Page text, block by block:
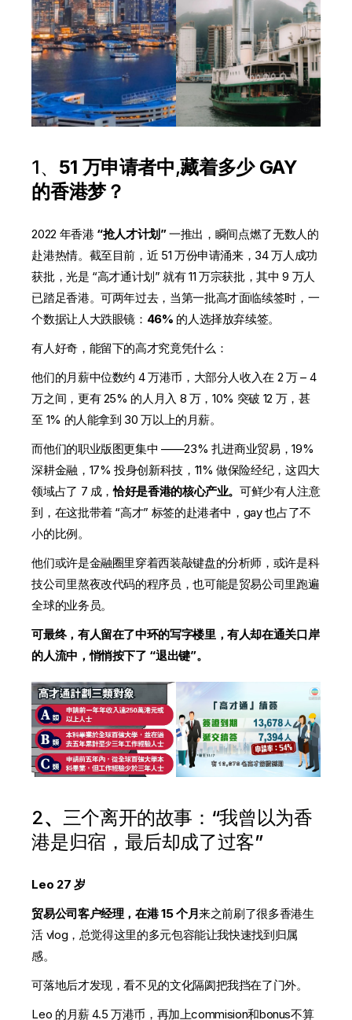
1、 51 万申请者中,藏着多少 GAY
的香港梦？
2022 年香港 “抢人才计划”一推出，瞬间点燃了无数人的
赴港热情。截至目前，近 51 万份申请涌来，34 万人成功
获批，光是 “高才通计划” 就有 11 万宗获批，其中 9 万人
已踏足香港。可两年过去，当第一批高才面临续签时，一
个数据让人大跌眼镜： 46% 的人选择放弃续签。
有人好奇，能留下的高才究竟凭什么：
他们的月薪中位数约 4 万港币，大部分人收入在 2 万 – 4
万之间，更有 25% 的人月入 8 万，10% 突破 12 万，甚
至 1% 的人能拿到 30 万以上的月薪。
而他们的职业版图更集中 ——23% 扎进商业贸易，19%
深耕金融，17% 投身创新科技，11% 做保险经纪，这四大
领域占了 7 成，恰好是香港的核心产业。可鲜少有人注意
到，在这批带着 “高才” 标签的赴港者中，gay 也占了不
小的比例。
他们或许是金融圈里穿着西装敲键盘的分析师，或许是科
技公司里熬夜改代码的程序员，也可能是贸易公司里跑遍
全球的业务员。
可最终，有人留在了中环的写字楼里，有人却在通关口岸
的人流中，悄悄按下了 “退出键”。
2、 三个离开的故事：“我曾以为香
港是归宿，最后却成了过客”
Leo 27 岁
贸易公司客户经理，在港 15 个月来之前刷了很多香港生
活 vlog，总觉得这里的多元包容能让我快速找到归属
感。
可落地后才发现，看不见的文化隔阂把我挡在了门外。
Leo 的月薪 4.5 万港币，再加上commision和bonus不算